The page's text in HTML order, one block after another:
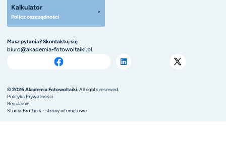
Kalkulator
Policz oszczędności
Masz pytania? Skontaktuj się
biuro@akademia-fotowoltaiki.pl
© 2026 Akademia Fotowoltaiki.All rights reserved.
Polityka Prywatności
Regulamin
Studio Brothers - strony internetowe